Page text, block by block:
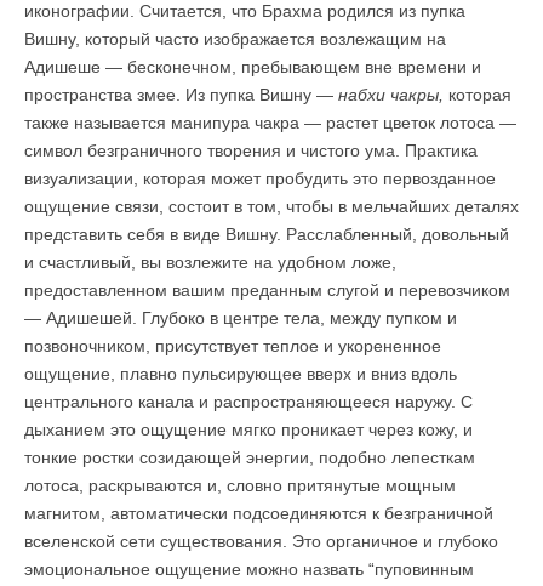
иконографии. Считается, что Брахма родился из пупка
Вишну, который часто изображается возлежащим на
Адишеше — бесконечном, пребывающем вне времени и
пространства змее. Из пупка Вишну — набхи чакры, которая
также называется манипура чакра — растет цветок лотоса —
символ безграничного творения и чистого ума. Практика
визуализации, которая может пробудить это первозданное
ощущение связи, состоит в том, чтобы в мельчайших деталях
представить себя в виде Вишну. Расслабленный, довольный
и счастливый, вы возлежите на удобном ложе,
предоставленном вашим преданным слугой и перевозчиком
— Адишешей. Глубоко в центре тела, между пупком и
позвоночником, присутствует теплое и укорененное
ощущение, плавно пульсирующее вверх и вниз вдоль
центрального канала и распространяющееся наружу. С
дыханием это ощущение мягко проникает через кожу, и
тонкие ростки созидающей энергии, подобно лепесткам
лотоса, раскрываются и, словно притянутые мощным
магнитом, автоматически подсоединяются к безграничной
вселенской сети существования. Это органичное и глубоко
эмоциональное ощущение можно назвать “пуповинным